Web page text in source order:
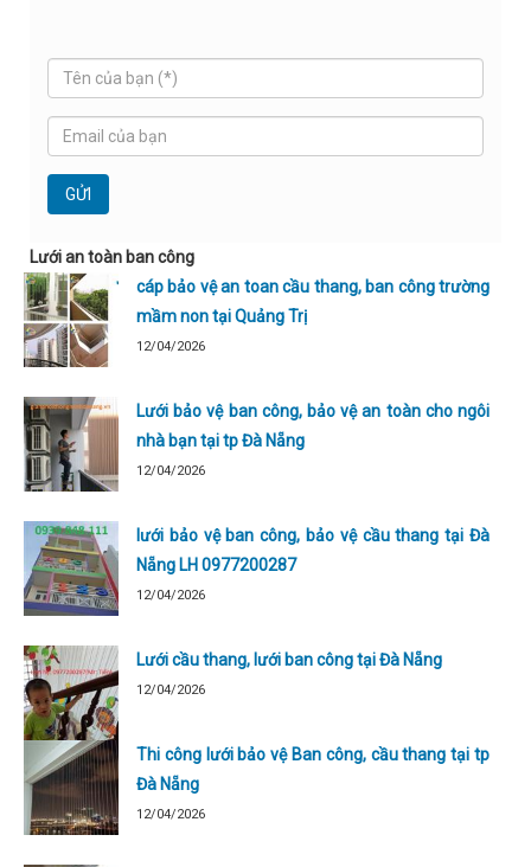
Lưới an toàn ban công
cáp bảo vệ an toan cầu thang, ban công trường
mầm non tại Quảng Trị
12/04/2026
Lưới bảo vệ ban công, bảo vệ an toàn cho ngôi
nhà bạn tại tp Đà Nẵng
12/04/2026
lưới bảo vệ ban công, bảo vệ cầu thang tại Đà
Nẵng LH 0977200287
12/04/2026
Lưới cầu thang, lưới ban công tại Đà Nẵng
12/04/2026
Thi công lưới bảo vệ Ban công, cầu thang tại tp
Đà Nẵng
12/04/2026